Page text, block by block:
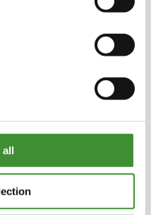
all
pero a menudo no se
rol de agricultoras.
mundo en
hasta el
la pesca o la